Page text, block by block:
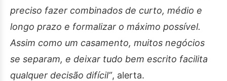
preciso fazer combinados de curto, médio e
longo prazo e formalizar o máximo possível.
Assim como um casamento, muitos negócios
se separam, e deixar tudo bem escrito facilita
qualquer decisão difícil”, alerta.